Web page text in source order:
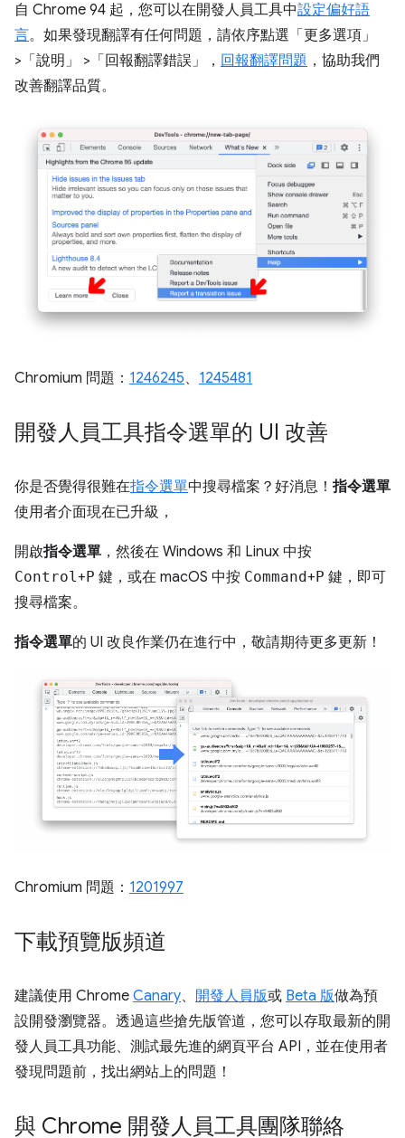
自 Chrome 94 起，您可以在開發人員工具中設定偏好語
言。如果發現翻譯有任何問題，請依序點選「更多選項」
>「說明」
>「回報翻譯錯誤」 ， 回報翻譯問題 ，協助我們
改善翻譯品質。
Chromium 問題： 1246245、 1245481
開發人員工具指令選單的 UI 改善
你是否覺得很難在指令選單中搜尋檔案？好消息！ 指令選單
使用者介面現在已升級，
開啟指令選單 ，然後在 Windows 和 Linux 中按
Control +P 鍵，或在 macOS 中按 Command+P 鍵，即可
搜尋檔案。
指令選單的 UI 改良作業仍在進行中，敬請期待更多更新！
Chromium 問題： 1201997
下載預覽版頻道
建議使用 Chrome Canary、 開發人員版或 Beta 版做為預
設開發瀏覽器。透過這些搶先版管道，您可以存取最新的開
發人員工具功能、測試最先進的網頁平台 API，並在使用者
發現問題前，找出網站上的問題！
與 Chrome 開發人員工具團隊聯絡